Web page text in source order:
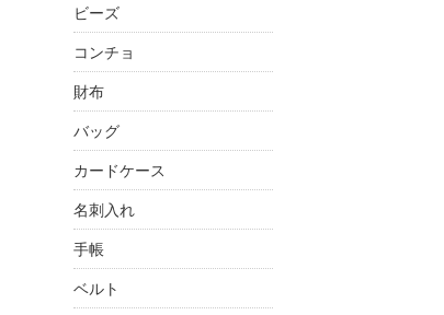
ビーズ
コンチョ
財布
バッグ
カードケース
名刺入れ
手帳
ベルト